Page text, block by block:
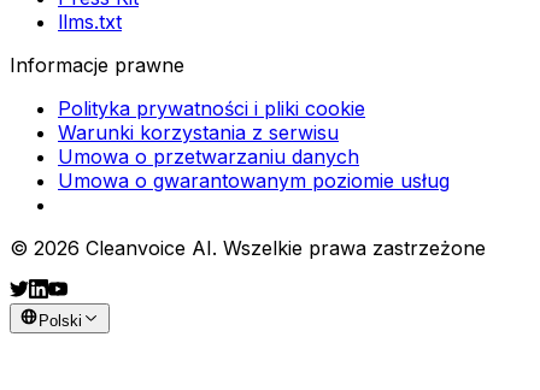
llms.txt
Informacje prawne
Polityka prywatności i pliki cookie
Warunki korzystania z serwisu
Umowa o przetwarzaniu danych
Umowa o gwarantowanym poziomie usług
© 2026 Cleanvoice AI. Wszelkie prawa zastrzeżone
Polski